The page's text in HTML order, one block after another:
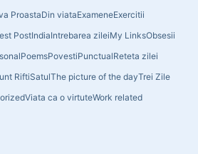
ProastaDin viataExameneExercitii
PostIndiaIntrebarea zileiMy LinksObsesii
PoemsPovestiPunctualReteta zilei
RiftiSatulThe picture of the dayTrei Zile
Viata ca o virtuteWork related